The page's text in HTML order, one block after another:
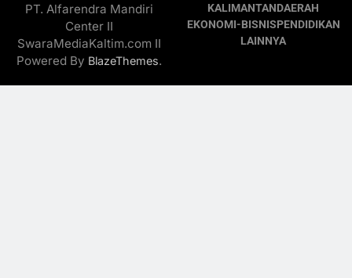
PT. Alfarendra Mandiri
Center II
SwaraMediaKaltim.com II
Powered By BlazeThemes.
KALIMANTANDAERAH
EKONOMI-BISNISPENDIDIKAN
LAINNYA